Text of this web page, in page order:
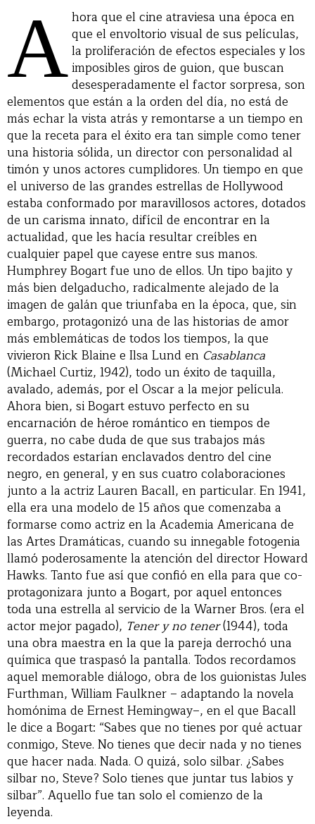
Ahora que el cine atraviesa una época en
que el envoltorio visual de sus películas,
la proliferación de efectos especiales y los
imposibles giros de guion, que buscan
desesperadamente el factor sorpresa, son
elementos que están a la orden del día, no está de
más echar la vista atrás y remontarse a un tiempo en
que la receta para el éxito era tan simple como tener
una historia sólida, un director con personalidad al
timón y unos actores cumplidores. Un tiempo en que
el universo de las grandes estrellas de Hollywood
estaba conformado por maravillosos actores, dotados
de un carisma innato, difícil de encontrar en la
actualidad, que les hacía resultar creíbles en
cualquier papel que cayese entre sus manos.
Humphrey Bogart fue uno de ellos. Un tipo bajito y
más bien delgaducho, radicalmente alejado de la
imagen de galán que triunfaba en la época, que, sin
embargo, protagonizó una de las historias de amor
más emblemáticas de todos los tiempos, la que
vivieron Rick Blaine e Ilsa Lund en Casablanca
(Michael Curtiz, 1942), todo un éxito de taquilla,
avalado, además, por el Oscar a la mejor película.
Ahora bien, si Bogart estuvo perfecto en su
encarnación de héroe romántico en tiempos de
guerra, no cabe duda de que sus trabajos más
recordados estarían enclavados dentro del cine
negro, en general, y en sus cuatro colaboraciones
junto a la actriz Lauren Bacall, en particular. En 1941,
ella era una modelo de 15 años que comenzaba a
formarse como actriz en la Academia Americana de
las Artes Dramáticas, cuando su innegable fotogenia
llamó poderosamente la atención del director Howard
Hawks. Tanto fue así que confió en ella para que co-
protagonizara junto a Bogart, por aquel entonces
toda una estrella al servicio de la Warner Bros. (era el
actor mejor pagado), Tener y no tener(1944), toda
una obra maestra en la que la pareja derrochó una
química que traspasó la pantalla. Todos recordamos
aquel memorable diálogo, obra de los guionistas Jules
Furthman, William Faulkner – adaptando la novela
homónima de Ernest Hemingway–, en el que Bacall
le dice a Bogart: “Sabes que no tienes por qué actuar
conmigo, Steve. No tienes que decir nada y no tienes
que hacer nada. Nada. O quizá, solo silbar. ¿Sabes
silbar no, Steve? Solo tienes que juntar tus labios y
silbar”. Aquello fue tan solo el comienzo de la
leyenda.